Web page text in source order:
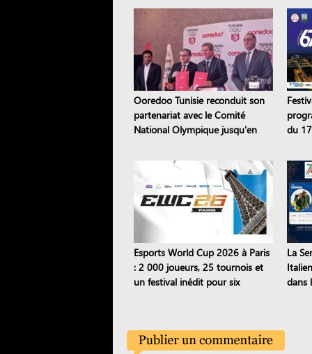
Ooredoo Tunisie reconduit son
partenariat avec le Comité
National Olympique jusqu'en
du
Esports World Cup 2026 à Paris
: 2 000 joueurs, 25 tournois et
un festival inédit pour six
La
dans